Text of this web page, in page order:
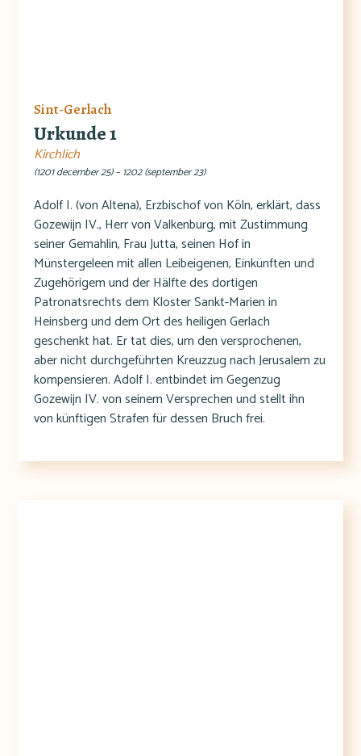
Sint-Gerlach
Urkunde 1
Kirchlich
(1201 december 25) – 1202 (september 23)
Adolf I. (von Altena), Erzbischof von Köln, erklärt, dass
Gozewijn IV., Herr von Valkenburg, mit Zustimmung
seiner Gemahlin, Frau Jutta, seinen Hof in
Münstergeleen mit allen Leibeigenen, Einkünften und
Zugehörigem und der Hälfte des dortigen
Patronatsrechts dem Kloster Sankt-Marien in
Heinsberg und dem Ort des heiligen Gerlach
geschenkt hat. Er tat dies, um den versprochenen,
aber nicht durchgeführten Kreuzzug nach Jerusalem zu
kompensieren. Adolf I. entbindet im Gegenzug
Gozewijn IV. von seinem Versprechen und stellt ihn
von künftigen Strafen für dessen Bruch frei.